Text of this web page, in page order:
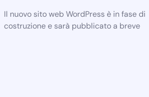
Il nuovo sito web WordPress è in fase di
costruzione e sarà pubblicato a breve